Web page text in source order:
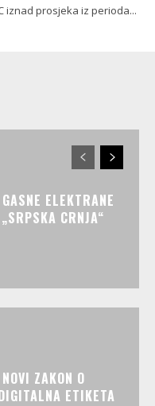
iznad prosjeka iz perioda...
ELEKTRANE
CRNJA“
ZAKON O
ETIKETA